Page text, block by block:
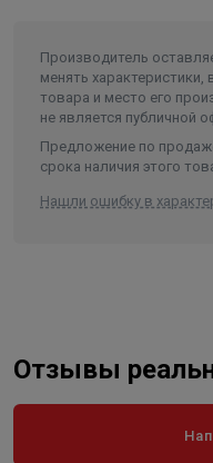
Производитель
менять
товара и место его
не является публичной
Предложение по
срока наличия этого
Нашли ошибку в
Отзывы